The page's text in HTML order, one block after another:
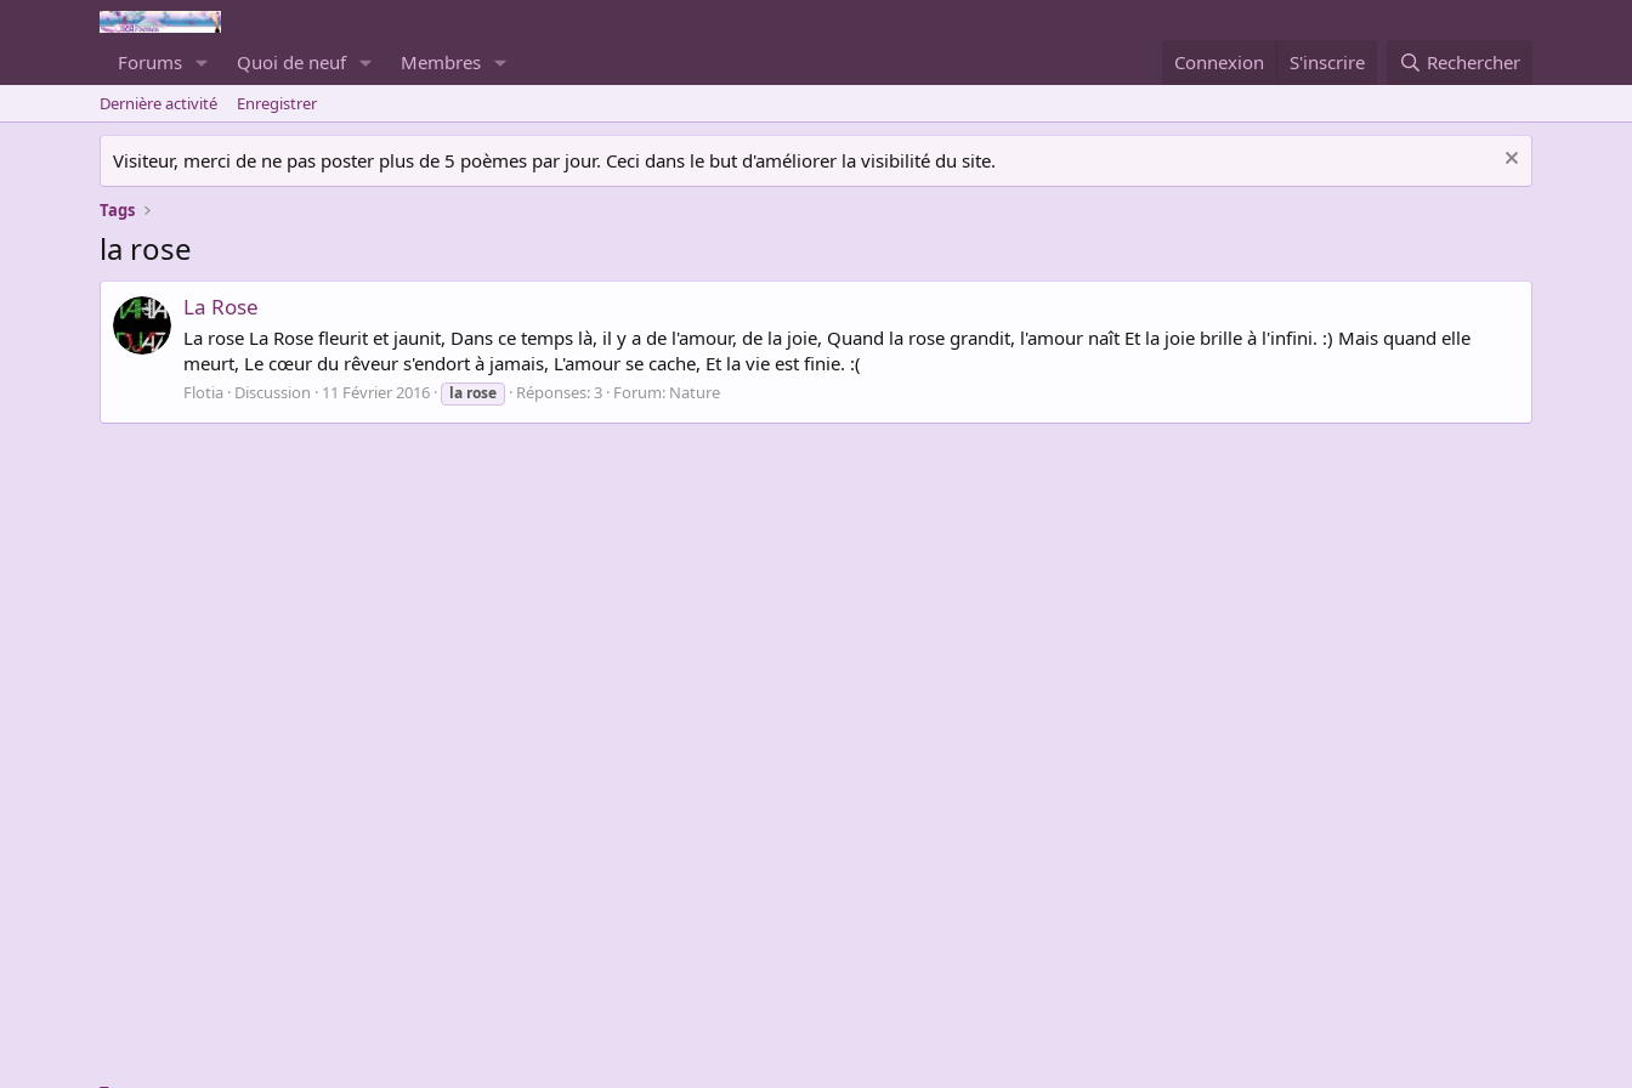
Forums Quoi de neuf Membres Connexion S'inscrire Rechercher
Dernière activité Enregistrer
Visiteur, merci de ne pas poster plus de 5 poèmes par jour. Ceci dans le but d'améliorer la visibilité du site.
Tags
la rose
La Rose
La rose La Rose fleurit et jaunit, Dans ce temps là, il y a de l'amour, de la joie, Quand la rose grandit, l'amour naît Et la joie brille à l'infini. :) Mais quand elle
meurt, Le cœur du rêveur s'endort à jamais, L'amour se cache, Et la vie est finie. :(
Flotia Discussion 11 Février 2016 la rose Réponses: 3 Forum: Nature